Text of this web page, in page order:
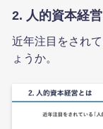
2. 人的資本経
近年注目をされ
ょうか。